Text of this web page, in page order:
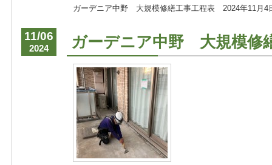
ガーデニア中野 大規模修繕工事工程表 2024年11月4
11/06
2024 ガーデニア中野 大規模修